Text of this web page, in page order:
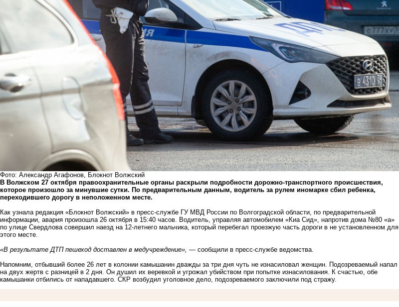
Фото: Александр Агафонов, Блокнот Волжский
В Волжском 27 октября правоохранительные органы раскрыли подробности дорожно-транспортного происшествия,
которое произошло за минувшие сутки. По предварительным данным, водитель за рулем иномарке сбил ребенка,
переходившего дорогу в неположенном месте.
Как узнала редакция «Блокнот Волжский» в пресс-службе ГУ МВД России по Волгоградской области, по предварительной
информации, авария произошла 26 октября в 15:40 часов. Водитель, управляя автомобилем «Киа Сид», напротив дома №80 «а»
по улице Свердлова совершил наезд на 12-летнего мальчика, который перебегал проезжую часть дороги в не установленном для
этого месте.
«В результате ДТП пешеход доставлен в медучреждение», — сообщили в пресс-службе ведомства.
Напомним, отбывший более 26 лет в колонии камышанин дважды за три дня чуть не изнасиловал женщин . Подозреваемый напал
на двух жертв с разницей в 2 дня. Он душил их веревкой и угрожал убийством при попытке изнасилования. К счастью, обе
камышанки отбились от нападавшего. СКР возбудил уголовное дело, подозреваемого заключили под стражу.